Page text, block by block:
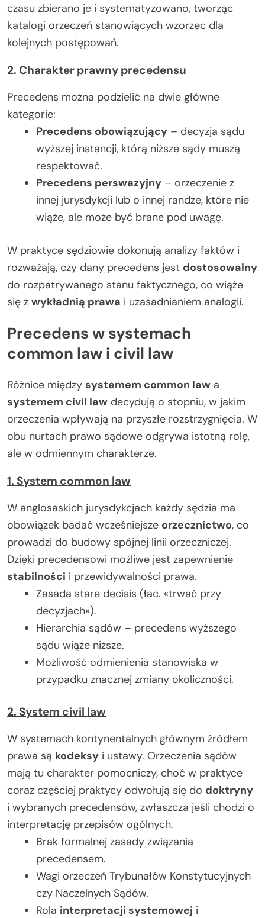
czasu zbierano je i systematyzowano, tworząc
katalogi orzeczeń stanowiących wzorzec dla
kolejnych postępowań.
2. Charakter prawny precedensu
Precedens można podzielić na dwie główne
kategorie:
Precedens obowiązujący – decyzja sądu
wyższej instancji, którą niższe sądy muszą
respektować.
Precedens perswazyjny – orzeczenie z
innej jurysdykcji lub o innej randze, które nie
wiąże, ale może być brane pod uwagę.
W praktyce sędziowie dokonują analizy faktów i
rozważają, czy dany precedens jest dostosowalny
do rozpatrywanego stanu faktycznego, co wiąże
się z wykładnią prawa i uzasadnianiem analogii.
Precedens w systemach
common law i civil law
Różnice między systemem common law a
systemem civil law decydują o stopniu, w jakim
orzeczenia wpływają na przyszłe rozstrzygnięcia. W
obu nurtach prawo sądowe odgrywa istotną rolę,
ale w odmiennym charakterze.
1. System common law
W anglosaskich jurysdykcjach każdy sędzia ma
obowiązek badać wcześniejsze orzecznictwo, co
prowadzi do budowy spójnej linii orzeczniczej.
Dzięki precedensowi możliwe jest zapewnienie
stabilności i przewidywalności prawa.
Zasada stare decisis (łac. «trwać przy
decyzjach»).
Hierarchia sądów – precedens wyższego
sądu wiąże niższe.
Możliwość odmienienia stanowiska w
przypadku znacznej zmiany okoliczności.
2. System civil law
W systemach kontynentalnych głównym źródłem
prawa są kodeksy i ustawy. Orzeczenia sądów
mają tu charakter pomocniczy, choć w praktyce
coraz częściej praktycy odwołują się do doktryny
i wybranych precedensów, zwłaszcza jeśli chodzi o
interpretację przepisów ogólnych.
Brak formalnej zasady związania
precedensem.
Wagi orzeczeń Trybunałów Konstytucyjnych
czy Naczelnych Sądów.
Rola interpretacji systemowej i